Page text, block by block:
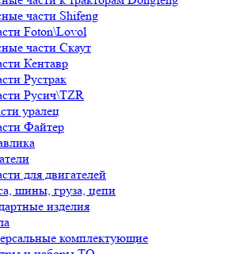
части Shifeng
Foton\Lovol
части Скаут
Кентавр
Рустрак
Русич\TZR
уралец
Файтер
для двигателей
шины, груза, цепи
изделия
комплектующие